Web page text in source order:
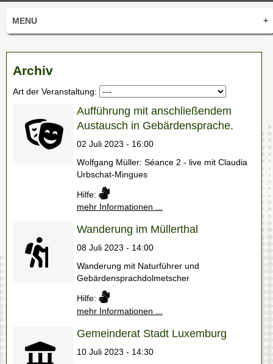
+
MENU
Archiv
Art der Veranstaltung:
Aufführung mit anschließendem
Austausch in Gebärdensprache.
02 Juli 2023 - 16:00
Wolfgang Müller: Séance 2 - live mit Claudia
Urbschat-Mingues
Hilfe:
mehr Informationen ...
Wanderung im Müllerthal
08 Juli 2023 - 14:00
Wanderung mit Naturführer und
Gebärdensprachdolmetscher
Hilfe:
mehr Informationen ...
Gemeinderat Stadt Luxemburg
10 Juli 2023 - 14:30